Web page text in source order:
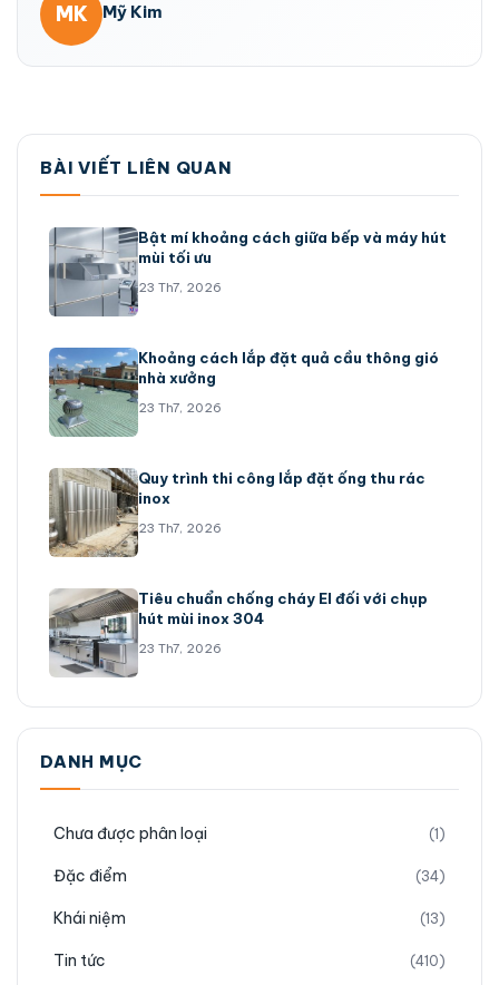
MK Mỹ Kim
BÀI VIẾT LIÊN QUAN
Bật mí khoảng cách giữa bếp và máy hút
mùi tối ưu
23 Th7, 2026
Khoảng cách lắp đặt quả cầu thông gió
nhà xưởng
23 Th7, 2026
Quy trình thi công lắp đặt ống thu rác
inox
23 Th7, 2026
Tiêu chuẩn chống cháy EI đối với chụp
hút mùi inox 304
23 Th7, 2026
DANH MỤC
Chưa được phân loại (1)
Đặc điểm (34)
Khái niệm (13)
Tin tức (410)